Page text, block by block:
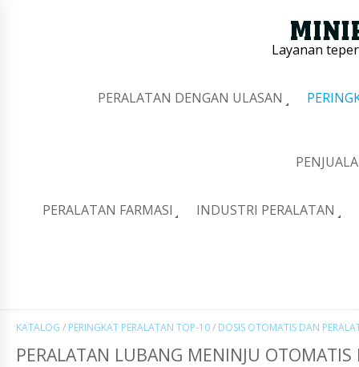
Layanan
PERALATAN DENGAN ULASAN
PERALATAN FARMASI INDUSTRI PERALATAN
KATALOG / PERINGKAT PERALATAN TOP-10/ DOSIS OTOMATIS DAN
PERALATAN LUBANG MENINJU OTOMATIS